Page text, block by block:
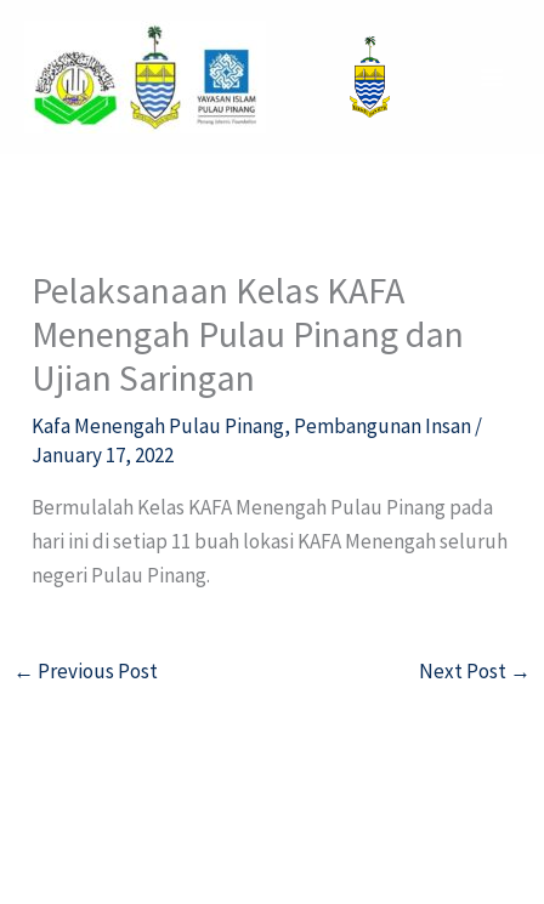
content
Pelaksanaan Kelas KAFA
Menengah Pulau Pinang dan
Ujian Saringan
Kafa Menengah Pulau Pinang, Pembangunan Insan/
January 17, 2022
Bermulalah Kelas KAFA Menengah Pulau Pinang pada
hari ini di setiap 11 buah lokasi KAFA Menengah seluruh
negeri Pulau Pinang.
← Previous Post Next Post →